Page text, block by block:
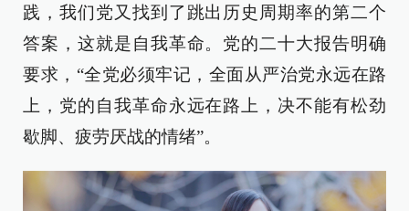
践，我们党又找到了跳出历史周期率的第二个
答案，这就是自我革命。党的二十大报告明确
要求，“全党必须牢记，全面从严治党永远在路
上，党的自我革命永远在路上，决不能有松劲
歇脚、疲劳厌战的情绪”。